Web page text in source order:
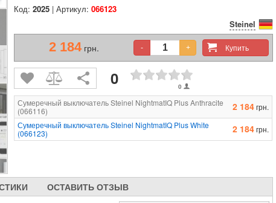
Код: 2025| Артикул: 066123
Steinel
2 184 грн. Купить
- +
0 0
Сумеречный выключатель Steinel NightmatIQ Plus Anthracite
(066116)
2 184грн.
Сумеречный выключатель Steinel NightmatIQ Plus White
(066123)
2 184грн.
ОСТАВИТЬ ОТЗЫВ